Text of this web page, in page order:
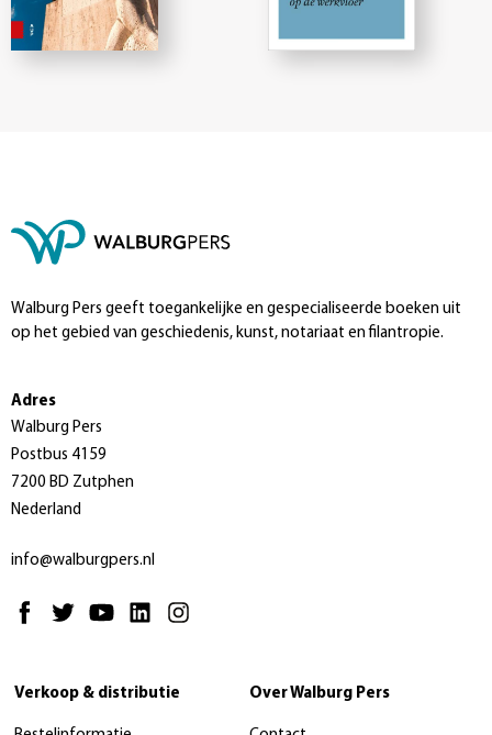
Walburg Pers geeft toegankelijke en gespecialiseerde boeken uit
op het gebied van geschiedenis, kunst, notariaat en filantropie.
Adres
Walburg Pers
Postbus 4159
7200 BD Zutphen
Nederland
info@walburgpers.nl
Verkoop & distributie Over Walburg Pers